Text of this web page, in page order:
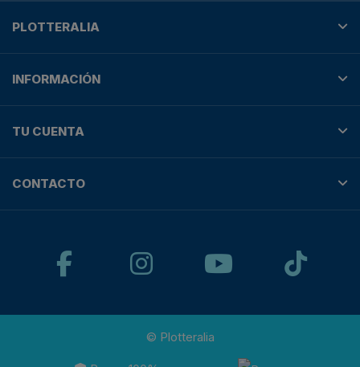
PLOTTERALIA
INFORMACIÓN
TU CUENTA
CONTACTO
© Plotteralia